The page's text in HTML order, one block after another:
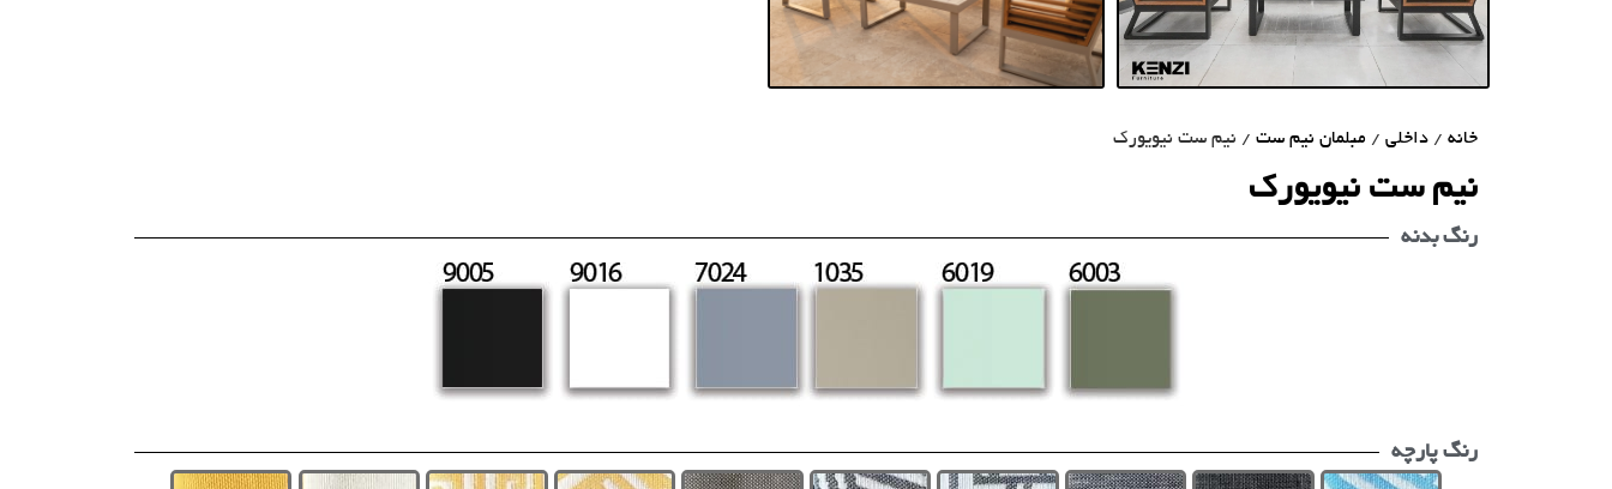
خانه / داخلی / مبلمان نیم ست / نیم ست نیویورک
نیم ست نیویورک
رنگ بدنه
رنگ پارچه